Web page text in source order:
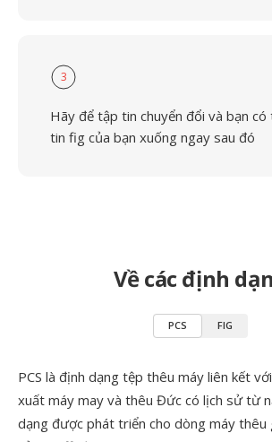
3
Hãy để tập tin chuyển đổi và bạn
tin fig của bạn xuống ngay sau đó
Về các định
PCS FIG
PCS là định dạng tệp thêu máy liên kết với
xuất máy may và thêu Đức có lịch sử từ
dạng được phát triển cho dòng máy thêu